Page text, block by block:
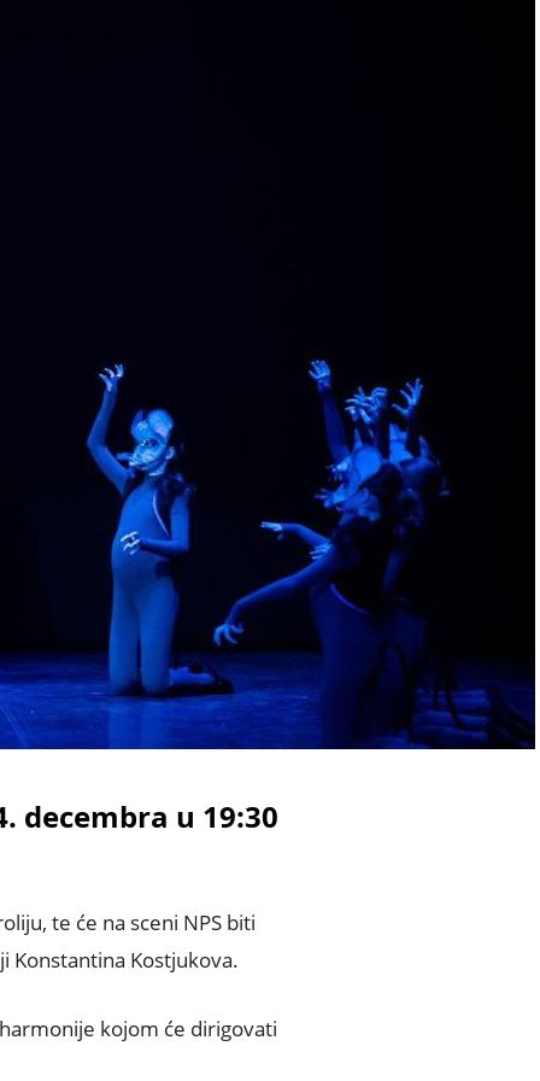
decembra u 19:30
te će na sceni NPS biti
Konstantina Kostjukova.
kojom će dirigovati